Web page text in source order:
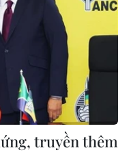
truyền thêm